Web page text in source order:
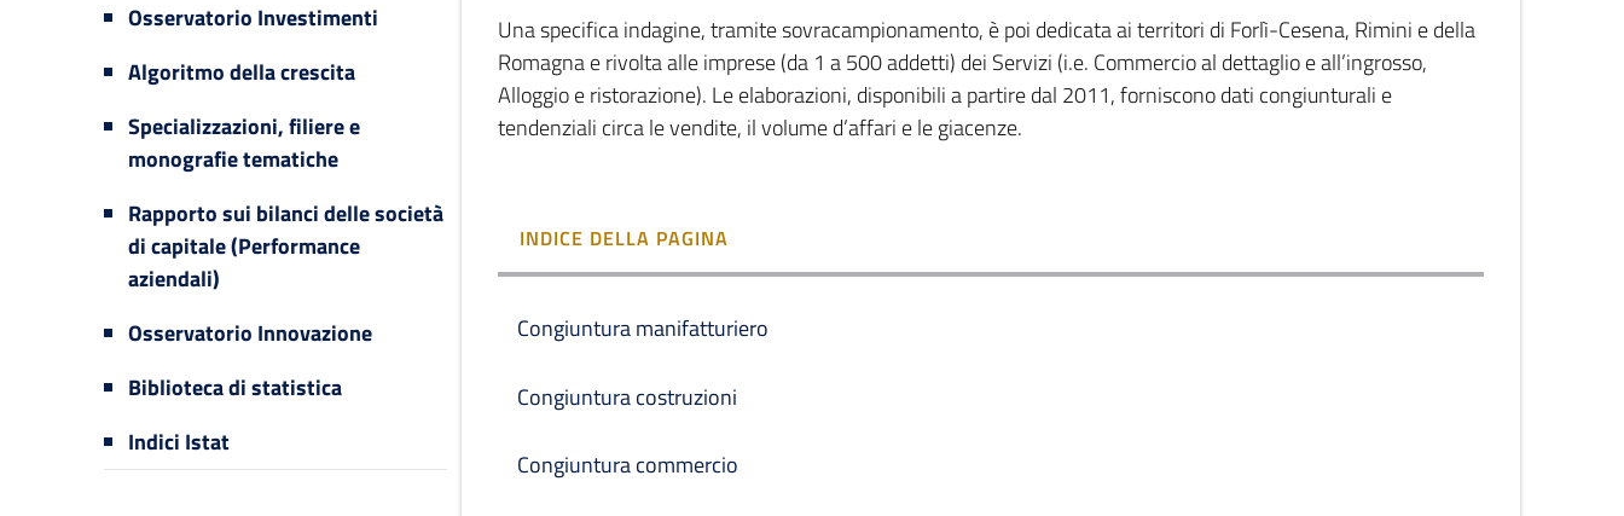
Osservatorio Investimenti
Algoritmo della crescita
Specializzazioni, filiere e
monografie tematiche
Rapporto sui bilanci delle società
di capitale (Performance
aziendali)
Osservatorio Innovazione
Biblioteca di statistica
Indici Istat
Una specifica indagine, tramite sovracampionamento, è poi dedicata ai territori di Forlì-Cesena, Rimini e della
Romagna e rivolta alle imprese (da 1 a 500 addetti) dei Servizi (i.e. Commercio al dettaglio e all’ingrosso,
Alloggio e ristorazione). Le elaborazioni, disponibili a partire dal 2011, forniscono dati congiunturali e
tendenziali circa le vendite, il volume d’affari e le giacenze.
INDICE DELLA PAGINA
Congiuntura manifatturiero
Congiuntura costruzioni
Congiuntura commercio